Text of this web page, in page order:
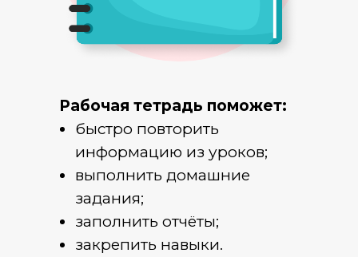
Рабочая тетрадь поможет:
быстро повторить
информацию из уроков;
выполнить домашние
задания;
заполнить отчёты;
закрепить навыки.